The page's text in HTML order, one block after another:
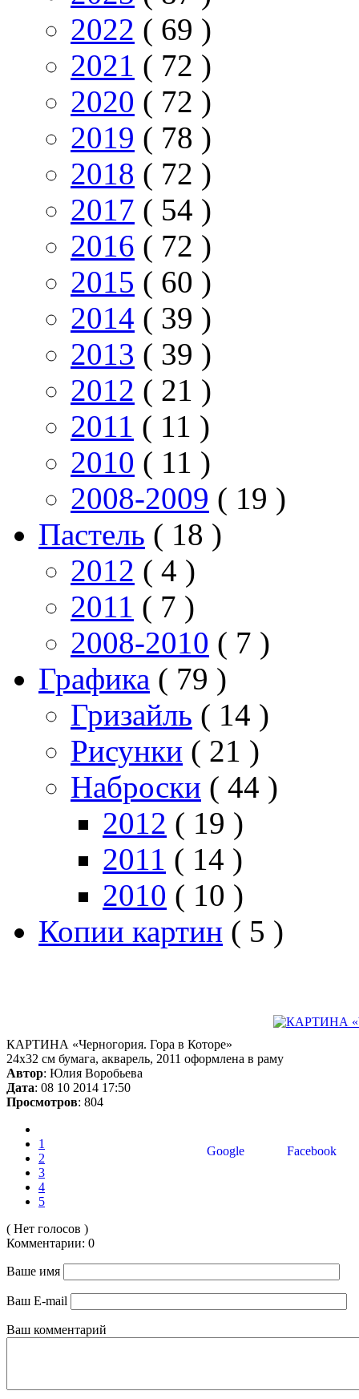
2022 ( 69 )
2021 ( 72 )
2020 ( 72 )
2019 ( 78 )
2018 ( 72 )
2017 ( 54 )
2016 ( 72 )
2015 ( 60 )
2014 ( 39 )
2013 ( 39 )
2012 ( 21 )
2011 ( 11 )
2010 ( 11 )
2008-2009 ( 19 )
Пастель ( 18 )
2012 ( 4 )
2011 ( 7 )
2008-2010 ( 7 )
Графика ( 79 )
Гризайль ( 14 )
Рисунки ( 21 )
Наброски ( 44 )
2012 ( 19 )
2011 ( 14 )
2010 ( 10 )
Копии картин ( 5 )
КАРТИНА «Черногория. Гора в Которе»
24х32 см бумага, акварель, 2011 оформлена в раму
Автор: Юлия Воробьева
Дата: 08 10 2014 17:50
Просмотров: 804
1
2
3
4
5
( Нет голосов )
Google Facebook
Комментарии: 0
Ваше имя
Ваш E-mail
Ваш комментарий